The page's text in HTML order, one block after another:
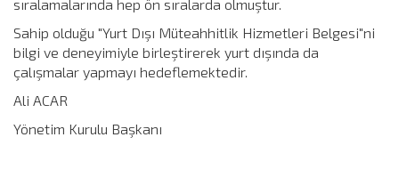
sıralamalarında hep ön sıralarda olmuştur.
Sahip olduğu "Yurt Dışı Müteahhitlik Hizmetleri Belgesi"ni
bilgi ve deneyimiyle birleştirerek yurt dışında da
çalışmalar yapmayı hedeflemektedir.
Ali ACAR
Yönetim Kurulu Başkanı